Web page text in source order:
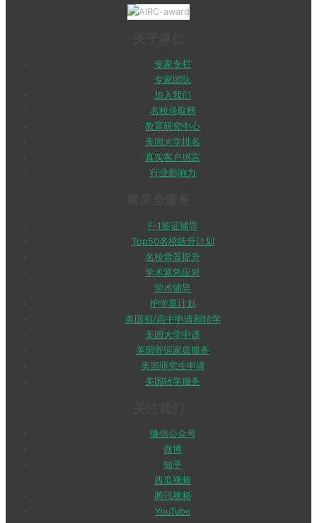
专家专栏
专家团队
加入我们
名校录取榜
教育研究中心
美国大学排名
真实客户感言
行业影响力
F-1签证辅导
Top50名校跃升计划
名校背景提升
学术紧急应对
学术辅导
护学星计划
美国初/高中申请和转学
美国大学申请
美国寄宿家庭服务
美国研究生申请
美国转学服务
微信公众号
微博
知乎
西瓜视频
腾讯视频
YouTube